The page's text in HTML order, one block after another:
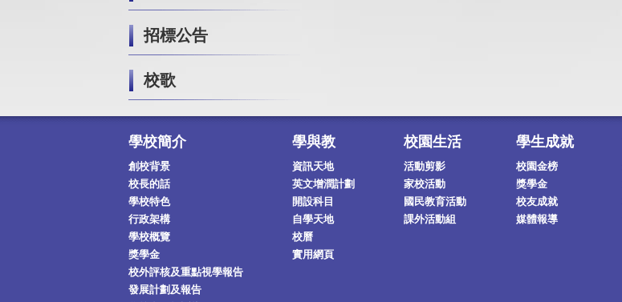
招標公告
校歌
學校簡介
創校背景
校長的話
學校特色
行政架構
學校概覽
獎學金
校外評核及重點視學報告
發展計劃及報告
學與教
資訊天地
英文增潤計劃
開設科目
自學天地
校曆
實用網頁
校園生活
活動剪影
家校活動
國民教育活動
課外活動組
學生成就
校園金榜
獎學金
校友成就
媒體報導